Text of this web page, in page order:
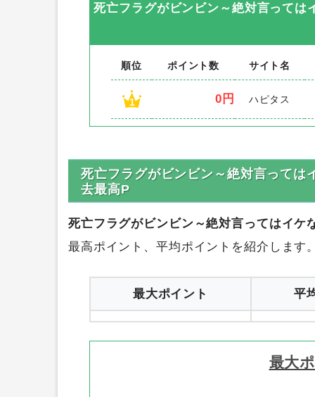
死亡フラグがビンビン～絶対言って
順位 ポイント数 サイト名
1 0円 ハピタス
死亡フラグがビンビン～絶対言って
死亡フラグがビンビン～絶対言ってはイ
平